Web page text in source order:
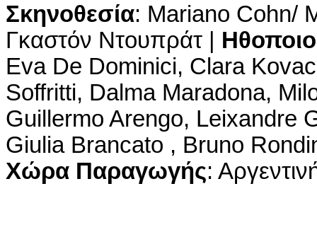
Σκηνοθεσία: Mariano Cohn/
Γκαστόν Ντουπράτ |
Eva De Dominici, Clara
Soffritti, Dalma Maradona,
Guillermo Arengo, Leixandre
Giulia Brancato ​, Bruno
Χώρα Παραγωγής: